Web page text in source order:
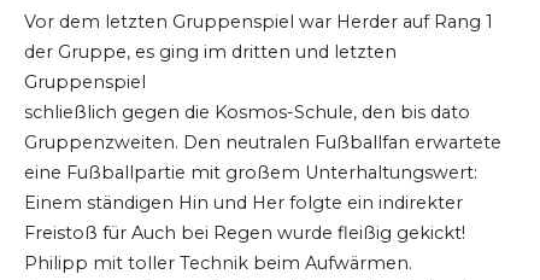
Vor dem letzten Gruppenspiel war Herder auf Rang 1
der Gruppe, es ging im dritten und letzten
Gruppenspiel
schließlich gegen die Kosmos-Schule, den bis dato
Gruppenzweiten. Den neutralen Fußballfan erwartete
eine Fußballpartie mit großem Unterhaltungswert:
Einem ständigen Hin und Her folgte ein indirekter
Freistoß für Auch bei Regen wurde fleißig gekickt!
Philipp mit toller Technik beim Aufwärmen.